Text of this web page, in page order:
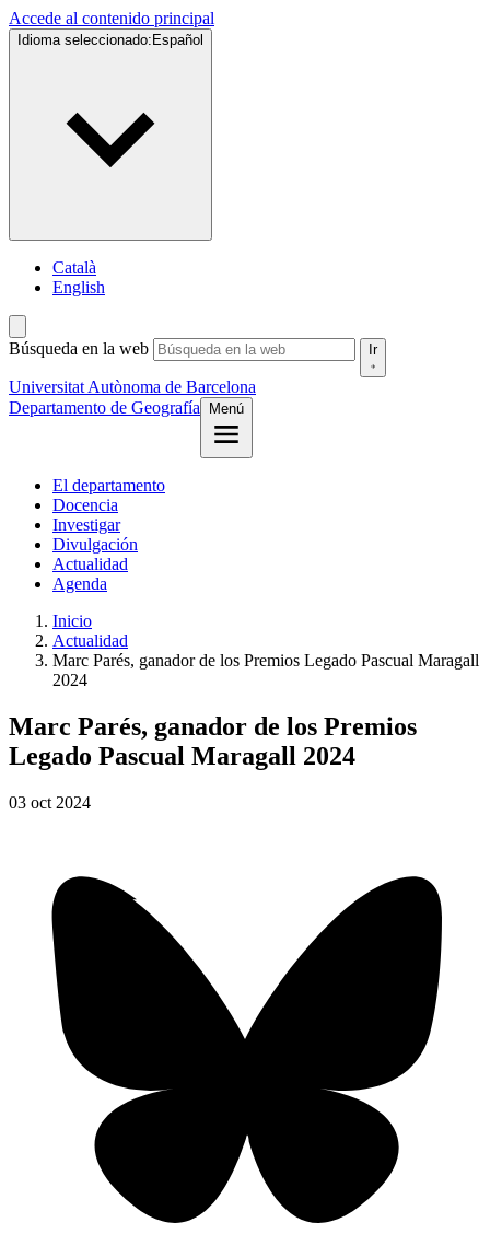
Accede al contenido principal
Idioma seleccionado: Español
Català
English
Búsqueda en la web Ir
Universitat Autònoma de Barcelona
Departamento de Geografía
Menú
El departamento
Docencia
Investigar
Divulgación
Actualidad
Agenda
Inicio
Actualidad
Marc Parés, ganador de los Premios Legado Pascual Maragall
2024
Marc Parés, ganador de los Premios
Legado Pascual Maragall 2024
03 oct 2024